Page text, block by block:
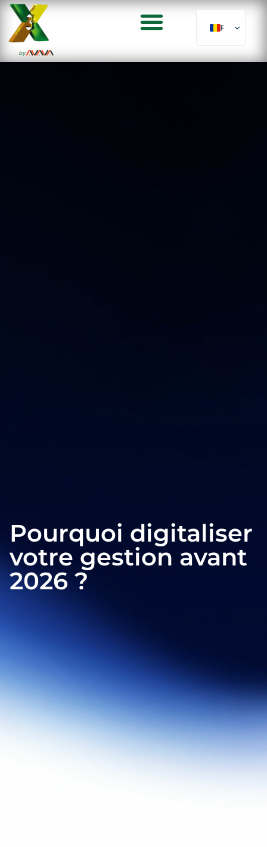
by
Pourquoi digitaliser
votre gestion avant
2026 ?